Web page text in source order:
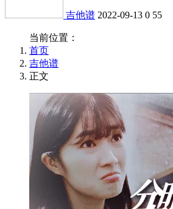
吉他谱 2022-09-13 0 55
当前位置：
首页
吉他谱
正文